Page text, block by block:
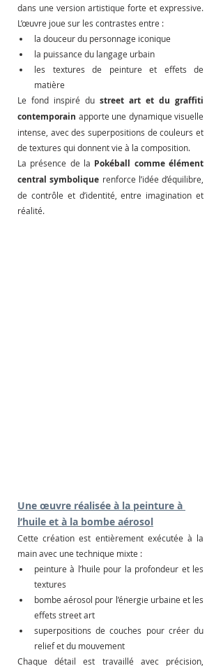
dans une version artistique forte et expressive.
L’œuvre joue sur les contrastes entre :
la douceur du personnage iconique
la puissance du langage urbain
les textures de peinture et effets de
matière
Le fond inspiré du street art et du graffiti
contemporain apporte une dynamique visuelle
intense, avec des superpositions de couleurs et
de textures qui donnent vie à la composition.
La présence de la Pokéball comme élément
central symbolique renforce l’idée d’équilibre,
de contrôle et d’identité, entre imagination et
réalité.
Une œuvre réalisée à la peinture à
l’huile et à la bombe aérosol
Cette création est entièrement exécutée à la
main avec une technique mixte :
peinture à l’huile pour la profondeur et les
textures
bombe aérosol pour l’énergie urbaine et les
effets street art
superpositions de couches pour créer du
relief et du mouvement
Chaque détail est travaillé avec précision,